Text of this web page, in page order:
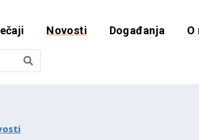
i
Novosti Događanja O